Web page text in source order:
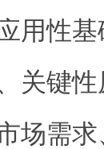
用性
关键
场需